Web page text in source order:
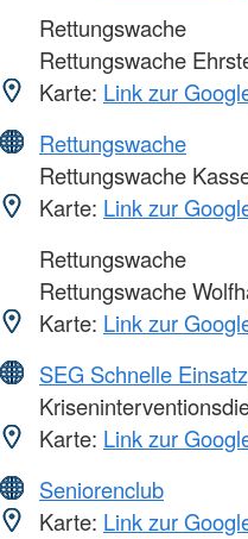
Rettungswache
Rettungswache
Karte: Link zur
Rettungswache
Rettungswache
Karte: Link zur
Rettungswache
Rettungswache
Karte: Link zur
SEG Schnelle
Karte: Link zur
Seniorenclub
Karte: Link zur